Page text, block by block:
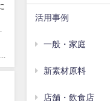
NAKAWOOD-Kawase
活用事例
一般・家庭
新素材原料
店舗・飲食店